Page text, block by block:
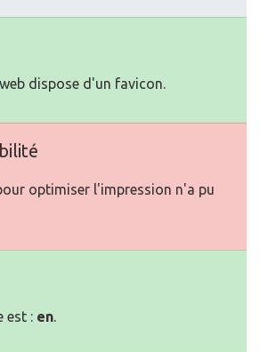
dispose d'un favicon.
optimiser l'impression n'a pu
est : en.